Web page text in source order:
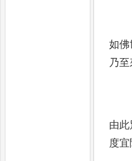
如佛
乃至
由此
度